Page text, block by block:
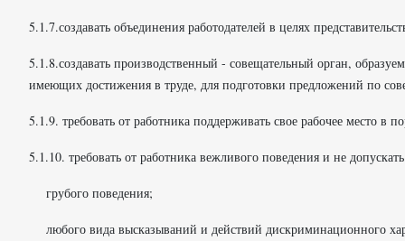
5.1.7.создавать объединения работодателей в целях
5.1.8.создавать производственный - совещательный орган,
имеющих достижения в труде, для подготовки предложений по
5.1.9. требовать от работника поддерживать свое рабочее место в
5.1.10. требовать от работника вежливого поведения и не
грубого поведения;
любого вида высказываний и действий дискриминационного